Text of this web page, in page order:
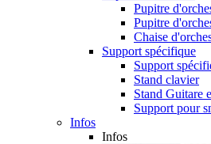
Pupitre
Pupitre
Chaise
Support spécifique
Support
Stand clavier
Stand Guitare
Support pour
Infos
Infos